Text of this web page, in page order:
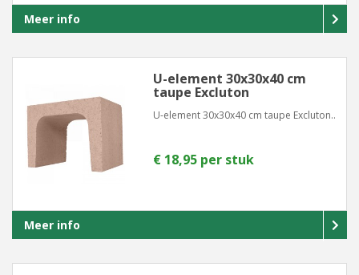
Meer info
U-element 30x30x40 cm
taupe Excluton
U-element 30x30x40 cm taupe Excluton..
€ 18,95 per stuk
Meer info